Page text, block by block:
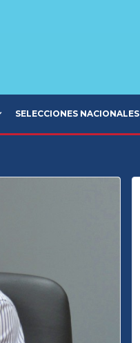
SELECCIONES NACIONALES